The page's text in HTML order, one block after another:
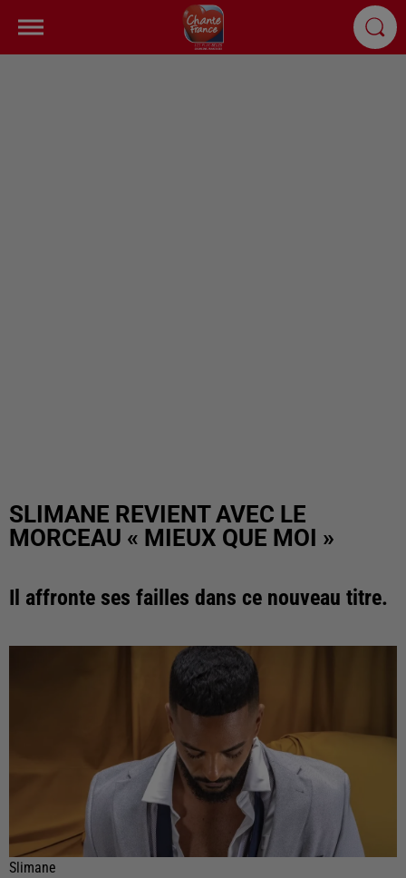
SLIMANE REVIENT AVEC LE
MORCEAU « MIEUX QUE MOI »
Il affronte ses failles dans ce nouveau titre.
Slimane